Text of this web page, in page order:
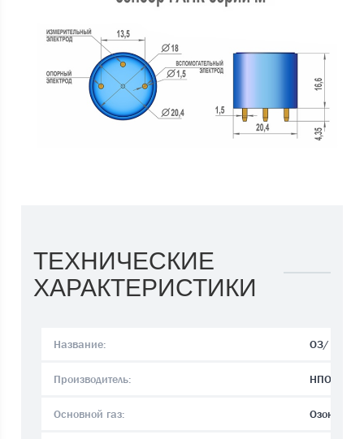
ТЕХНИЧЕСКИЕ
ХАРАКТЕРИСТИКИ
Название: O3/ М-100
Производитель: НПО
Основной газ: Озон О3